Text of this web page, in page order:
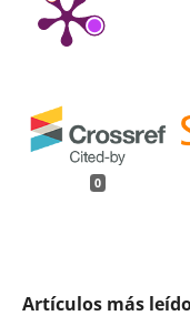
0
Artículos más